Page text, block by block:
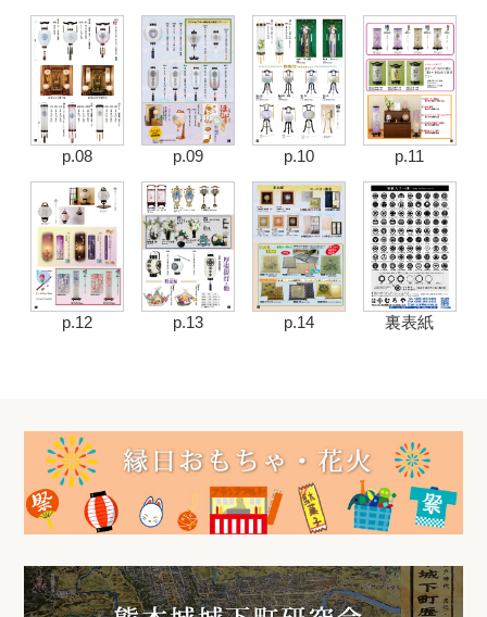
p.08 p.09 p.10 p.11
p.12 p.13 p.14 裏表紙